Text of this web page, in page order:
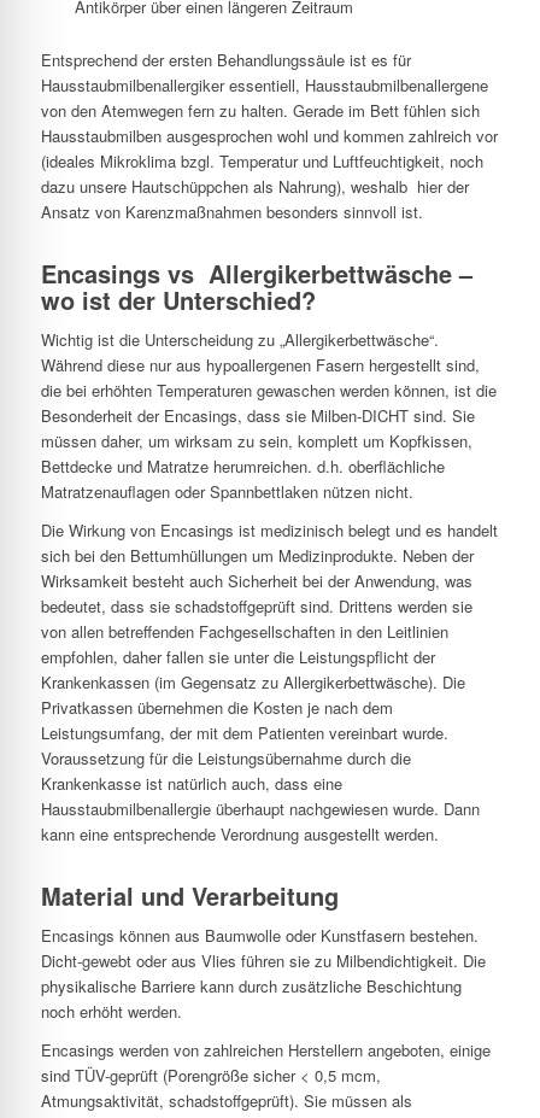
Antikörper über einen längeren Zeitraum
Entsprechend der ersten Behandlungssäule ist es für
Hausstaubmilbenallergiker essentiell, Hausstaubmilbenallergene
von den Atemwegen fern zu halten. Gerade im Bett fühlen sich
Hausstaubmilben ausgesprochen wohl und kommen zahlreich vor
(ideales Mikroklima bzgl. Temperatur und Luftfeuchtigkeit, noch
dazu unsere Hautschüppchen als Nahrung), weshalb hier der
Ansatz von Karenzmaßnahmen besonders sinnvoll ist.
Encasings vs Allergikerbettwäsche –
wo ist der Unterschied?
Wichtig ist die Unterscheidung zu „Allergikerbettwäsche“.
Während diese nur aus hypoallergenen Fasern hergestellt sind,
die bei erhöhten Temperaturen gewaschen werden können, ist die
Besonderheit der Encasings, dass sie Milben-DICHT sind. Sie
müssen daher, um wirksam zu sein, komplett um Kopfkissen,
Bettdecke und Matratze herumreichen. d.h. oberflächliche
Matratzenauflagen oder Spannbettlaken nützen nicht.
Die Wirkung von Encasings ist medizinisch belegt und es handelt
sich bei den Bettumhüllungen um Medizinprodukte. Neben der
Wirksamkeit besteht auch Sicherheit bei der Anwendung, was
bedeutet, dass sie schadstoffgeprüft sind. Drittens werden sie
von allen betreffenden Fachgesellschaften in den Leitlinien
empfohlen, daher fallen sie unter die Leistungspflicht der
Krankenkassen (im Gegensatz zu Allergikerbettwäsche). Die
Privatkassen übernehmen die Kosten je nach dem
Leistungsumfang, der mit dem Patienten vereinbart wurde.
Voraussetzung für die Leistungsübernahme durch die
Krankenkasse ist natürlich auch, dass eine
Hausstaubmilbenallergie überhaupt nachgewiesen wurde. Dann
kann eine entsprechende Verordnung ausgestellt werden.
Material und Verarbeitung
Encasings können aus Baumwolle oder Kunstfasern bestehen.
Dicht-gewebt oder aus Vlies führen sie zu Milbendichtigkeit. Die
physikalische Barriere kann durch zusätzliche Beschichtung
noch erhöht werden.
Encasings werden von zahlreichen Herstellern angeboten, einige
sind TÜV-geprüft (Porengröße sicher < 0,5 mcm,
Atmungsaktivität, schadstoffgeprüft). Sie müssen als